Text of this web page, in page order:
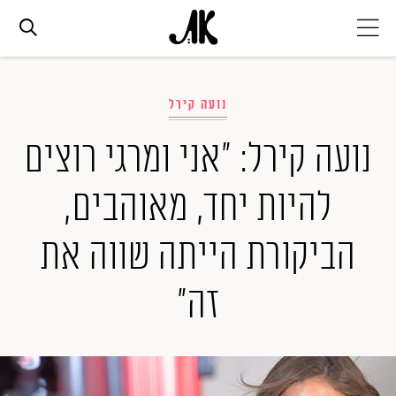
אופנה
ביוטי
סלבס
המגזין
נועה קירל
נועה קירל: "אני ומרגי רוצים
להיות יחד, מאוהבים,
הביקורת הייתה שווה את
זה"